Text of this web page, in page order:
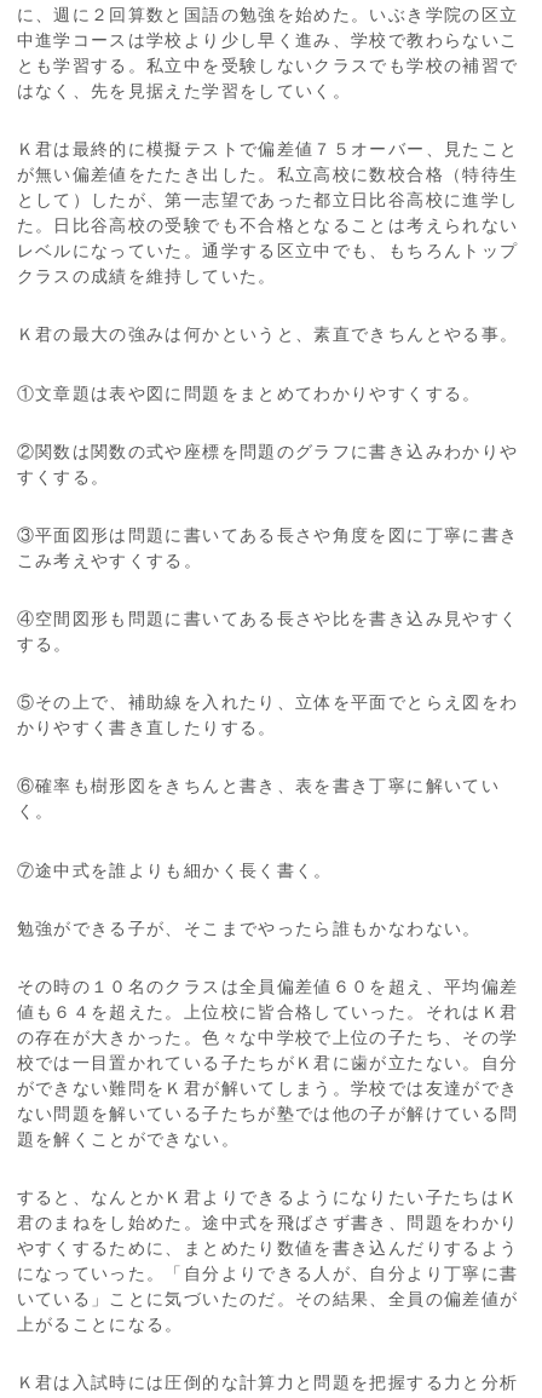
に、週に２回算数と国語の勉強を始めた。いぶき学院の区立
中進学コースは学校より少し早く進み、学校で教わらないこ
とも学習する。私立中を受験しないクラスでも学校の補習で
はなく、先を見据えた学習をしていく。
Ｋ君は最終的に模擬テストで偏差値７５オーバー、見たこと
が無い偏差値をたたき出した。私立高校に数校合格（特待生
として）したが、第一志望であった都立日比谷高校に進学し
た。日比谷高校の受験でも不合格となることは考えられない
レベルになっていた。通学する区立中でも、もちろんトップ
クラスの成績を維持していた。
Ｋ君の最大の強みは何かというと、素直できちんとやる事。
①文章題は表や図に問題をまとめてわかりやすくする。
②関数は関数の式や座標を問題のグラフに書き込みわかりや
すくする。
③平面図形は問題に書いてある長さや角度を図に丁寧に書き
こみ考えやすくする。
④空間図形も問題に書いてある長さや比を書き込み見やすく
する。
⑤その上で、補助線を入れたり、立体を平面でとらえ図をわ
かりやすく書き直したりする。
⑥確率も樹形図をきちんと書き、表を書き丁寧に解いてい
く。
⑦途中式を誰よりも細かく長く書く。
勉強ができる子が、そこまでやったら誰もかなわない。
その時の１０名のクラスは全員偏差値６０を超え、平均偏差
値も６４を超えた。上位校に皆合格していった。それはＫ君
の存在が大きかった。色々な中学校で上位の子たち、その学
校では一目置かれている子たちがＫ君に歯が立たない。自分
ができない難問をＫ君が解いてしまう。学校では友達ができ
ない問題を解いている子たちが塾では他の子が解けている問
題を解くことができない。
すると、なんとかＫ君よりできるようになりたい子たちはＫ
君のまねをし始めた。途中式を飛ばさず書き、問題をわかり
やすくするために、まとめたり数値を書き込んだりするよう
になっていった。「自分よりできる人が、自分より丁寧に書
いている」ことに気づいたのだ。その結果、全員の偏差値が
上がることになる。
Ｋ君は入試時には圧倒的な計算力と問題を把握する力と分析